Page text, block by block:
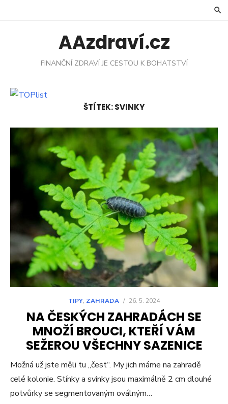
AAzdraví.cz
FINANČNÍ ZDRAVÍ JE CESTOU K BOHATSTVÍ
ŠTÍTEK:SVINKY
TIPY, ZAHRADA / 26. 5. 2024
NA ČESKÝCH ZAHRADÁCH SE
MNOŽÍ BROUCI, KTEŘÍ VÁM
SEŽEROU VŠECHNY SAZENICE
Možná už jste měli tu „čest“. My jich máme na zahradě
celé kolonie. Stínky a svinky jsou maximálně 2 cm dlouhé
potvůrky se segmentovaným oválným…